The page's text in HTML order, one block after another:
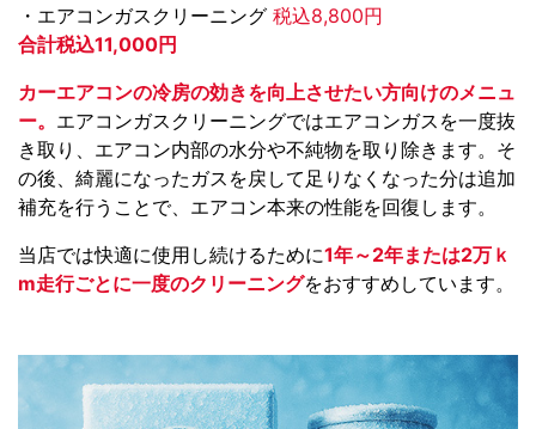
・エアコンガスクリーニング 税込8,800円
合計税込11,000円
カーエアコンの冷房の効きを向上させたい方向けのメニュ
ー。 エアコンガスクリーニングではエアコンガスを一度抜
き取り、エアコン内部の水分や不純物を取り除きます。そ
の後、綺麗になったガスを戻して足りなくなった分は追加
補充を行うことで、エアコン本来の性能を回復します。
当店では快適に使用し続けるために1年～2年または2万ｋ
m走行ごとに一度のクリーニングをおすすめしています。